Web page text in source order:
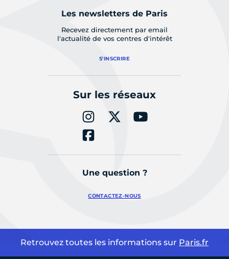
Les newsletters de Paris
Recevez directement par email
l'actualité de vos centres d'intérêt
S'INSCRIRE
Sur les réseaux
Une question ?
CONTACTEZ-NOUS
Retrouvez toutes les informations sur Paris.fr